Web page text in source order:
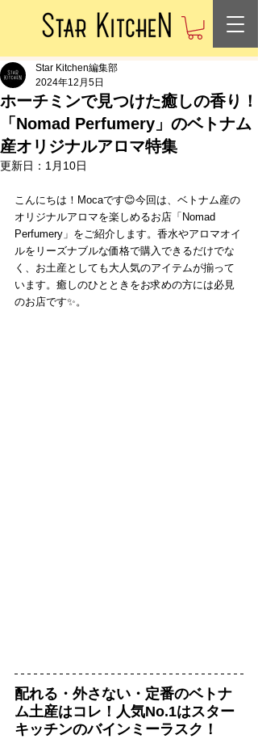
ホーチミンで見つけた癒しの香り！
「Nomad Perfumery」のベトナム
産オリジナルアロマ特集
Star Kitchen編集部
2024年12月5日
更新日： 1月10日
こんにちは！Mocaです😊今回は、ベトナム産の
オリジナルアロマを楽しめるお店「Nomad
Perfumery」をご紹介します。香水やアロマオイ
ルをリーズナブルな価格で購入できるだけでな
く、お土産としても大人気のアイテムが揃って
います。癒しのひとときをお求めの方には必見
のお店です✨。
配れる・外さない・定番のベトナ
ム土産はコレ！人気No.1はスター
キッチンのバインミーラスク！